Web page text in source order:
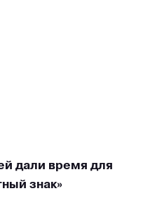
дали время для
знак»